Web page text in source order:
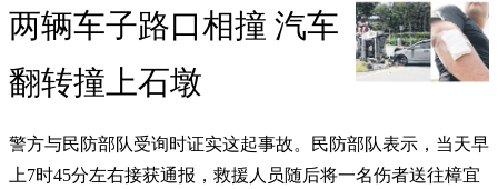
两辆车子路口相撞 汽车
翻转撞上石墩
警方与民防部队受询时证实这起事故。民防部队表示，当天早
上7时45分左右接获通报，救援人员随后将一名伤者送往樟宜